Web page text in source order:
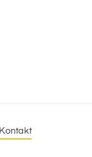
Kontakt